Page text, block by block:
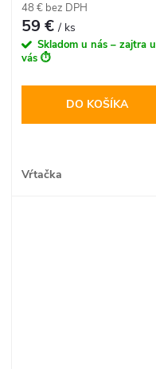
48 € bez DPH
59 €/ ks
Skladom u nás – zajtra u
vás ⏱️
DO KOŠÍKA
Vŕtačka